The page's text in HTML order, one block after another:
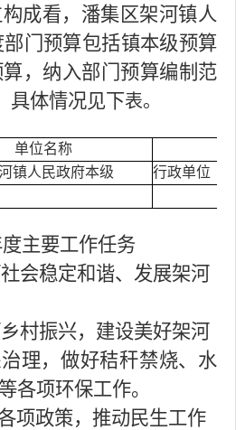
成看， 潘集区架河镇人
部门预算包括镇本级预算
，纳入部门预算编制范
具体情况见下表。
单位名称
镇人民政府本级
行政单位
度主要工作任务
社会稳定和谐、发展架河
乡村振兴，建设美好架河
治理，做好秸秆禁烧、水
各项环保工作。
项政策，推动民生工作